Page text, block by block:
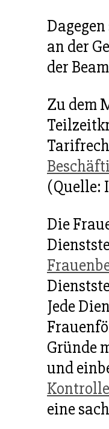
an der
der
Zu dem
(Quelle:
Die
Jede
Gründe
und
Kontrolle
eine